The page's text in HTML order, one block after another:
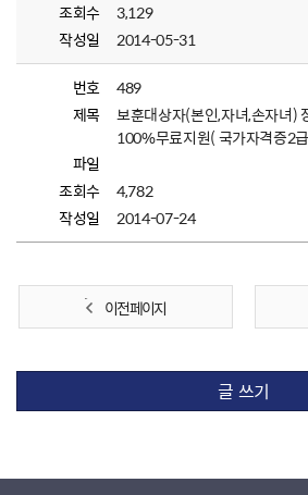
조회수
3,129
작성일
2014-05-31
번호
489
제목
보훈대상자(본인,자녀,손자녀)
100%무료지원( 국가자격증2
파일
조회수
4,782
작성일
2014-07-24
이전 페이지
글 쓰기